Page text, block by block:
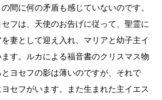
間に何の矛盾も感じていないのです。
フは、天使のお告げに従って、聖霊に
妻として迎え入れ、マリアと幼子主イ
す。ルカによる福音書のクリスマス物
ヨセフの影は薄いのですが、それで
セフがいます。また生まれた主イエス